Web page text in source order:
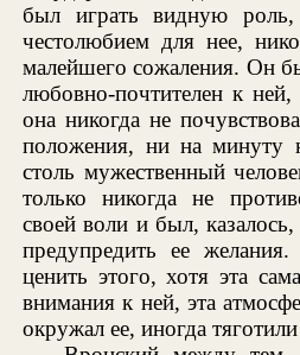
был играть видную
честолюбием для нее,
малейшего сожаления. Он
любовно-почтителен к
она никогда не
положения, ни на минуту
столь мужественный
только никогда не
своей воли и был, казалось,
предупредить ее
ценить этого, хотя эта
внимания к ней, эта
окружал ее, иногда тяготили